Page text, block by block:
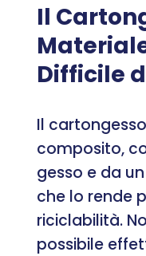
Il
Difficile
Il
composito,
gesso e da
che lo rende
riciclabilità.
possibile